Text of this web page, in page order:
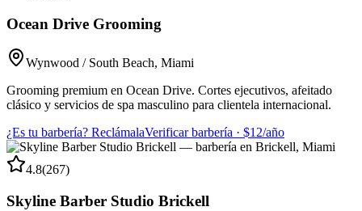
Ocean Drive Grooming
Wynwood / South Beach, Miami
Grooming premium en Ocean Drive. Cortes ejecutivos, afeitado
clásico y servicios de spa masculino para clientela internacional.
¿Es tu barbería? ReclámalaVerificar barbería · $12/año
4.8(267)
Skyline Barber Studio Brickell